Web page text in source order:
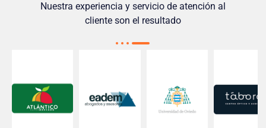
Nuestra experiencia y servicio de atención al
cliente son el resultado